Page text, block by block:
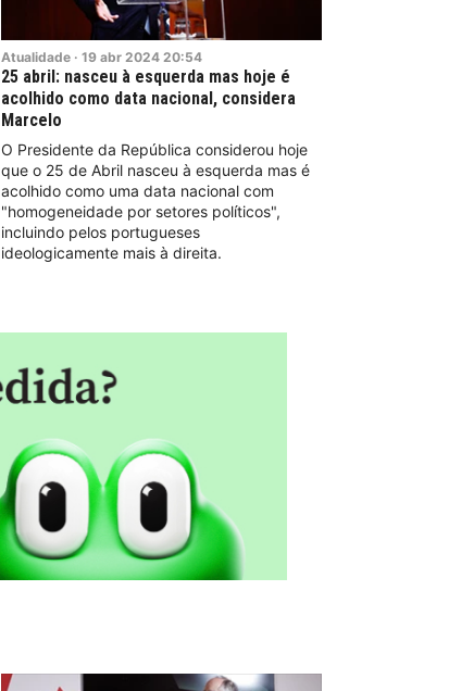
Atualidade · 19 abr 2024 20:54
25 abril: nasceu à esquerda mas hoje é
acolhido como data nacional, considera
Marcelo
O Presidente da República considerou hoje
que o 25 de Abril nasceu à esquerda mas é
acolhido como uma data nacional com
"homogeneidade por setores políticos",
incluindo pelos portugueses
ideologicamente mais à direita.